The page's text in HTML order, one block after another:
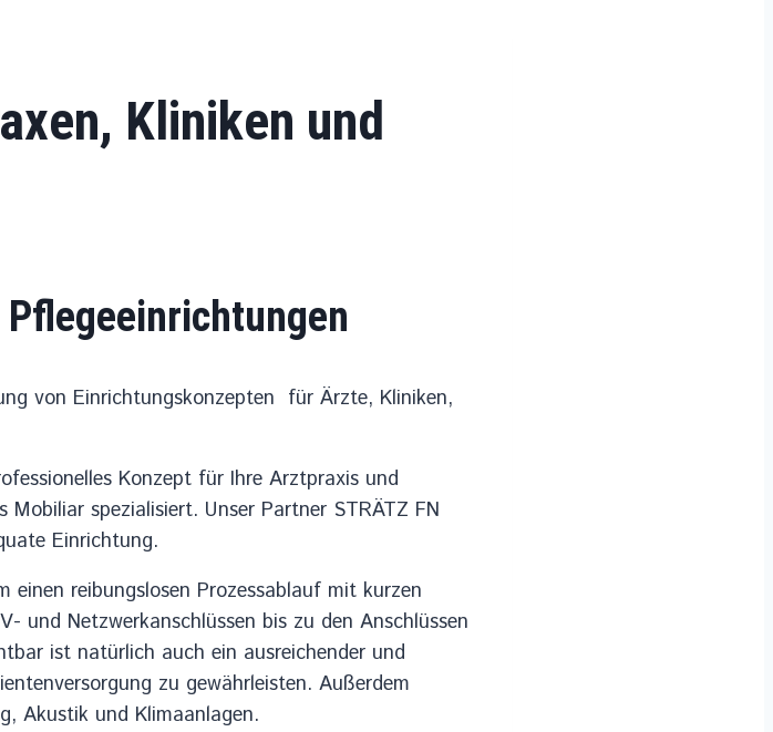
Kliniken und
von Einrichtungskonzepten für Ärzte, Kliniken,
Konzept für Ihre Arztpraxis und
spezialisiert. Unser Partner STRÄTZ FN
Einrichtung.
einen reibungslosen Prozessablauf mit kurzen
und Netzwerkanschlüssen bis zu den Anschlüssen
ist natürlich auch ein ausreichender und
zu gewährleisten. Außerdem
Akustik und Klimaanlagen.